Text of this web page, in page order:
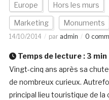
Europe Hors les murs
Marketing Monuments
14/10/2014 par admin 0
Temps de lecture : 3 min
Vingt-cinq ans après sa
de nombreux curieux.
principal lieu touristique de la